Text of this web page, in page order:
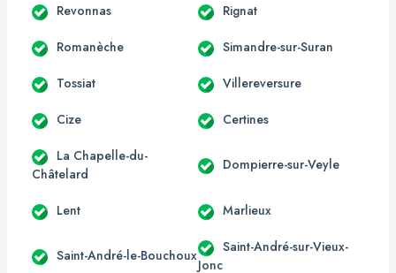
Revonnas Rignat
Romanèche Simandre-sur-Suran
Tossiat Villereversure
Cize Certines
La Chapelle-du-
Châtelard
Dompierre-sur-Veyle
Lent Marlieux
Saint-André-le-Bouchoux
Saint-André-sur-Vieux-
Jonc